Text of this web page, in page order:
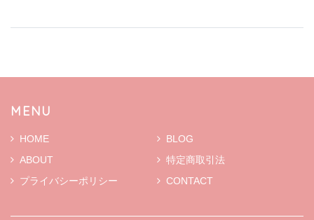
MENU
HOME
BLOG
ABOUT
特定商取引法
プライバシーポリシー
CONTACT